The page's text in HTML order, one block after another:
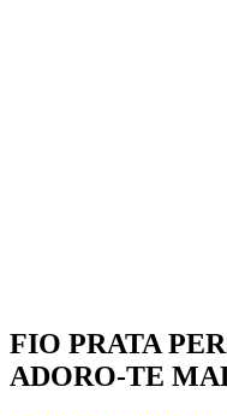
FIO PRATA
ADORO-TE